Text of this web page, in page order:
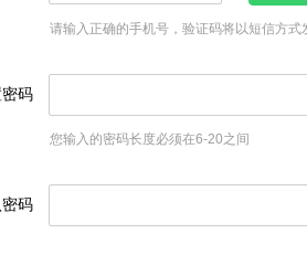
请输入正确的手机号，验证码将以短信方式
码
您输入的密码长度必须在6-20之间
码